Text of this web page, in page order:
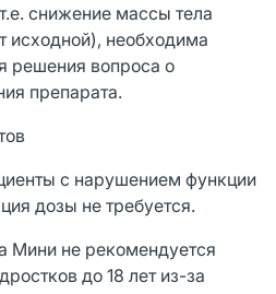
снижение массы тела
исходной), необходима
решения вопроса о
препарата.
с нарушением функции
дозы не требуется.
Мини не рекомендуется
до 18 лет из-за